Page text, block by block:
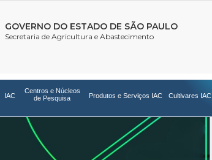
IAC
Centros e Núcleos
de Pesquisa
Produtos e Serviços IAC Cultivares IAC